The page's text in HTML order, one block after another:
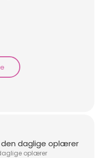
den daglige oplærer
oplærer